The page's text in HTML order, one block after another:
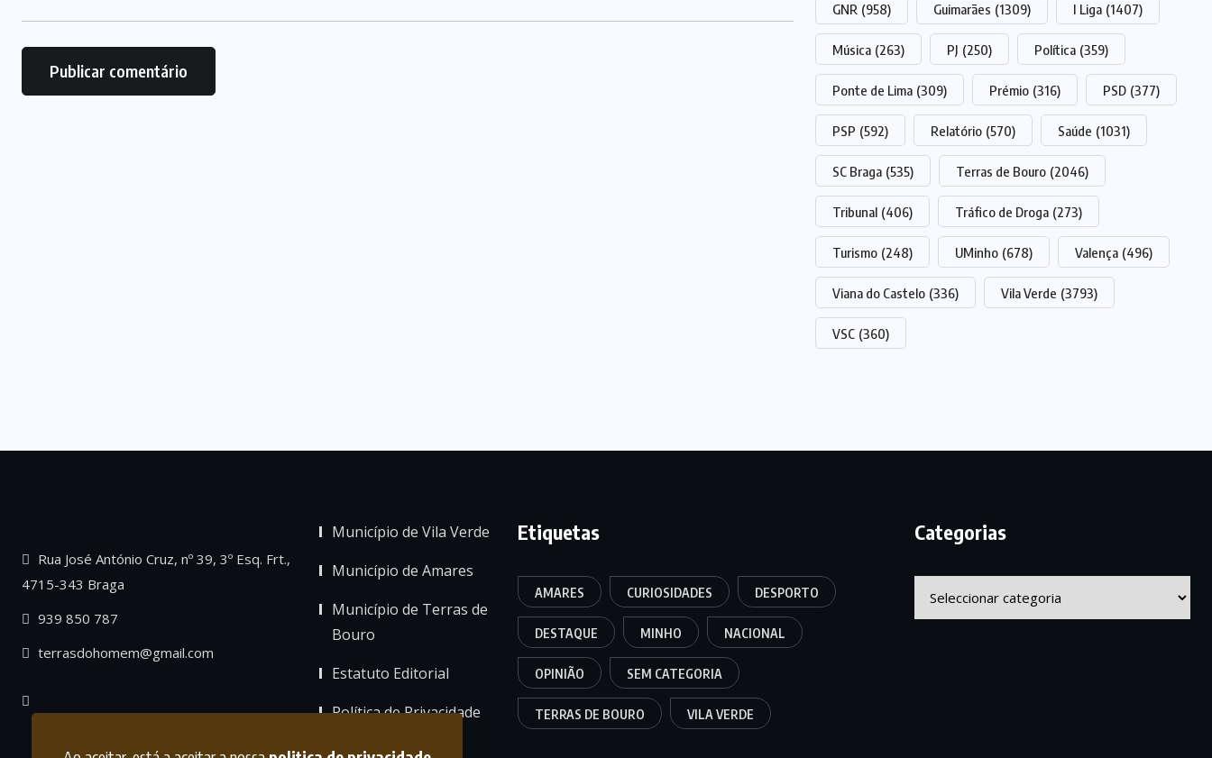
GNR (958) Guimarães (1309) I Liga (1407)
Música (263) PJ (250) Política (359)
Ponte de Lima (309) Prémio (316) PSD (377)
PSP (592) Relatório (570) Saúde (1031)
SC Braga (535) Terras de Bouro (2046)
Tribunal (406) Tráfico de Droga (273)
Turismo (248) UMinho (678) Valença (496)
Viana do Castelo (336) Vila Verde (3793)
VSC (360)
Rua José António Cruz, nº 39, 3º Esq. Frt.,
4715-343 Braga
939 850 787
terrasdohomem@gmail.com
Município de Vila Verde
Município de Amares
Município de Terras de
Bouro
Estatuto Editorial
Política de Privacidade
Etiquetas
AMARES CURIOSIDADES DESPORTO
DESTAQUE MINHO NACIONAL
OPINIÃO SEM CATEGORIA
TERRAS DE BOURO VILA VERDE
Categorias